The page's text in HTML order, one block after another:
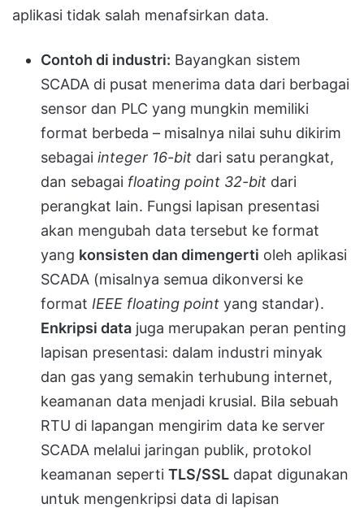
aplikasi tidak salah menafsirkan data.
Contoh di industri: Bayangkan sistem
SCADA di pusat menerima data dari berbagai
sensor dan PLC yang mungkin memiliki
format berbeda – misalnya nilai suhu dikirim
sebagai integer 16-bit dari satu perangkat,
dan sebagai floating point 32-bit dari
perangkat lain. Fungsi lapisan presentasi
akan mengubah data tersebut ke format
yang konsisten dan dimengerti oleh aplikasi
SCADA (misalnya semua dikonversi ke
format IEEE floating point yang standar).
Enkripsi data juga merupakan peran penting
lapisan presentasi: dalam industri minyak
dan gas yang semakin terhubung internet,
keamanan data menjadi krusial. Bila sebuah
RTU di lapangan mengirim data ke server
SCADA melalui jaringan publik, protokol
keamanan seperti TLS/SSL dapat digunakan
untuk mengenkripsi data di lapisan